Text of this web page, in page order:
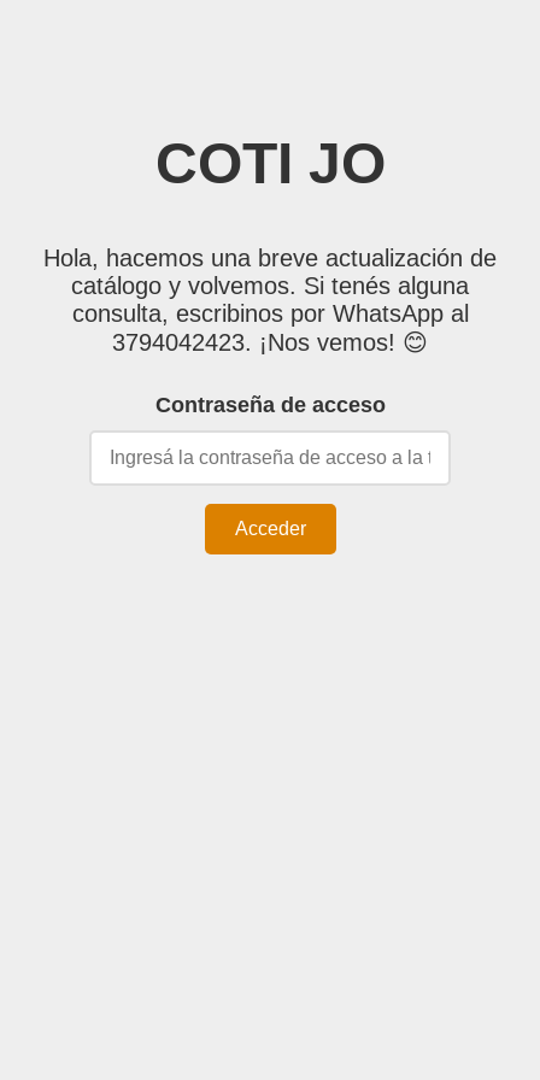
COTI JO
Hola, hacemos una breve actualización de
catálogo y volvemos. Si tenés alguna
consulta, escribinos por WhatsApp al
3794042423. ¡Nos vemos! 😊
Contraseña de acceso
Acceder